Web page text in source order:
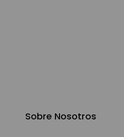
Sobre Nosotros